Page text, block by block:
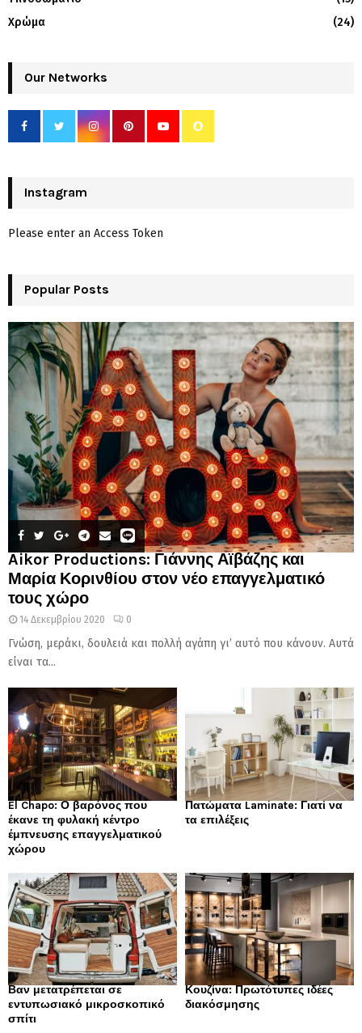
Χρώμα
(24)
Our Networks
Instagram
Please enter an Access Token
Popular Posts
Aikor Productions: Γιάννης Αϊβάζης και
Μαρία Κορινθίου στον νέο επαγγελματικό
τους χώρο
14 Δεκεμβρίου 2020 0
Γνώση, μεράκι, δουλειά και πολλή αγάπη γι’ αυτό που κάνουν. Αυτά
είναι τα...
El Chapo: Ο βαρόνος που
έκανε τη φυλακή κέντρο
έμπνευσης επαγγελματικού
χώρου
Πατώματα Laminate: Γιατί να
τα επιλέξεις
Βαν μετατρέπεται σε
εντυπωσιακό μικροσκοπικό
σπίτι
Κουζίνα: Πρωτότυπες ιδέες
διακόσμησης